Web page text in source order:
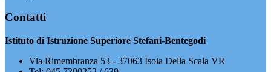
Contatti
Istituto di Istruzione Superiore Stefani-Bentegodi
Via Rimembranza 53 - 37063 Isola Della Scala VR